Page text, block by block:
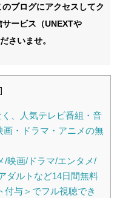
ブログにアクセスしてク
ービス（UNEXTや
さいませ。
]
、人気テレビ番組・音
・ドラマ・アニメの無
映画/ドラマ/エンタメ/
ダルトなど14日間無料
付与＞でフル視聴でき